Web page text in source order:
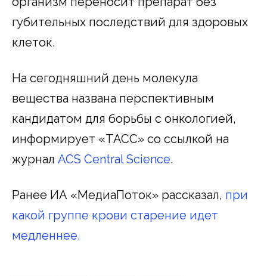
губительных последствий для здоровых
клеток.
На сегодняшний день молекула
вещества названа перспективным
кандидатом для борьбы с онкологией,
информирует «ТАСС» со ссылкой на
журнал ACS Central Science.
Ранее ИА «МедиаПоток» рассказал, при
какой группе крови старение идет
медленнее.